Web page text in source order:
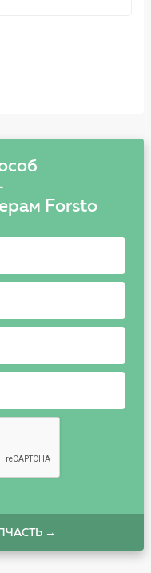
Forsto
→